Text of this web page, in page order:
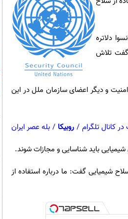
دلاتره
گفت تلاش
امنیت و دیگر اعضای سازمان ملل در این
کانال تلگرام / روبیکا / بله عصر ایران
باید شناسایی و مجازات شوند.
شیمیایی گفت: ما درباره استفاده از